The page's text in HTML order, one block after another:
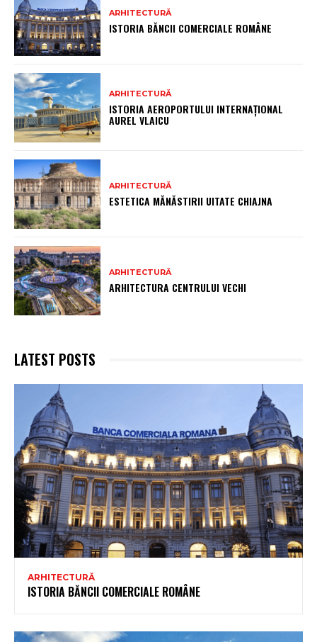
ARHITECTURĂ
ISTORIA BĂNCII COMERCIALE ROMÂNE
ARHITECTURĂ
ISTORIA AEROPORTULUI INTERNAȚIONAL
AUREL VLAICU
ARHITECTURĂ
ESTETICA MĂNĂSTIRII UITATE CHIAJNA
ARHITECTURĂ
ARHITECTURA CENTRULUI VECHI
LATEST POSTS
ARHITECTURĂ
ISTORIA BĂNCII COMERCIALE ROMÂNE